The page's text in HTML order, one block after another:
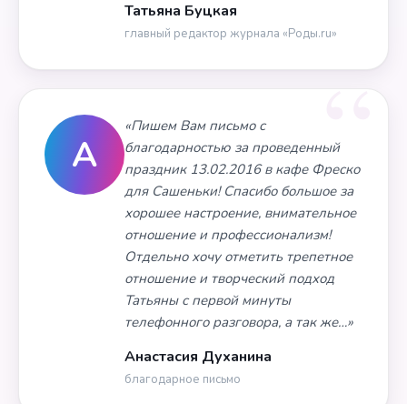
Татьяна Буцкая
главный редактор журнала «Роды.ru»
А
«Пишем Вам письмо с
благодарностью за проведенный
праздник 13.02.2016 в кафе Фреско
для Сашеньки! Спасибо большое за
хорошее настроение, внимательное
отношение и профессионализм!
Отдельно хочу отметить трепетное
отношение и творческий подход
Татьяны с первой минуты
телефонного разговора, а так же…»
Анастасия Духанина
благодарное письмо